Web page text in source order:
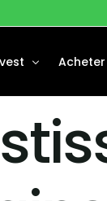
Disponibles
Vendus